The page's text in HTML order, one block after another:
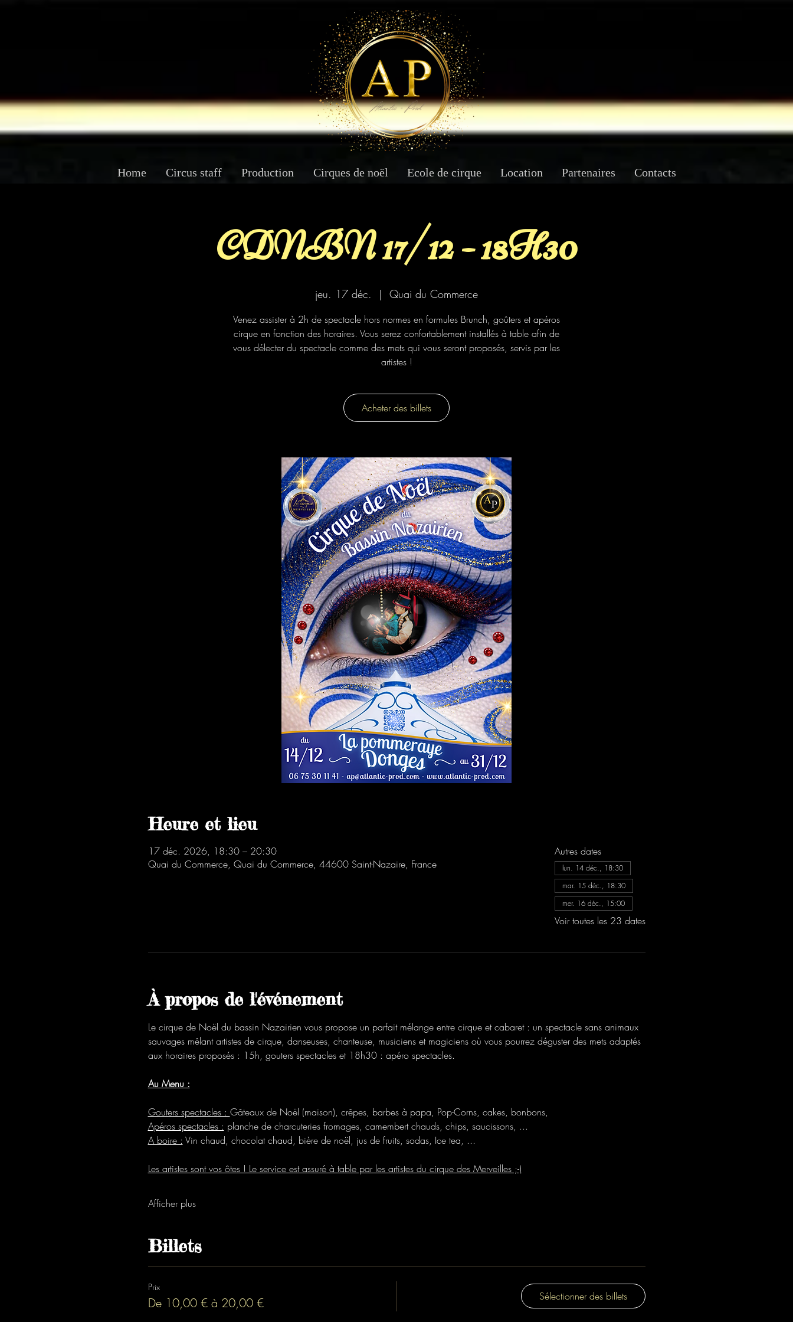
Home Circus staff Production Cirques de noël Ecole de cirque Location Partenaires Contacts
CDNBN 17/12 - 18H30
jeu. 17 déc.
  |
Quai du Commerce
Venez assister à 2h de spectacle hors normes en formules Brunch, goûters et apéros
cirque en fonction des horaires. Vous serez confortablement installés à table afin de
vous délecter du spectacle comme des mets qui vous seront proposés, servis par les
artistes !
Acheter des billets
Heure et lieu
17 déc. 2026, 18:30 – 20:30
Quai du Commerce, Quai du Commerce, 44600 Saint-Nazaire, France
Autres dates
lun. 14 déc., 18:30
mar. 15 déc., 18:30
mer. 16 déc., 15:00
Voir toutes les 23 dates
À propos de l'événement
Le cirque de Noël du bassin Nazairien vous propose un parfait mélange entre cirque et cabaret : un spectacle sans animaux
sauvages mêlant artistes de cirque, danseuses, chanteuse, musiciens et magiciens où vous pourrez déguster des mets adaptés
aux horaires proposés : 15h, gouters spectacles et 18h30 : apéro spectacles.
Au Menu :
Gouters spectacles : Gâteaux de Noël (maison), crêpes, barbes à papa, Pop-Corns, cakes, bonbons,
Apéros spectacles : planche de charcuteries fromages, camembert chauds, chips, saucissons, ...
A boire : Vin chaud, chocolat chaud, bière de noël, jus de fruits, sodas, Ice tea, ...
Les artistes sont vos ôtes ! Le service est assuré à table par les artistes du cirque des Merveilles ;-)
Afficher plus
Billets
Prix
De 10,00 € à 20,00 € Sélectionner des billets